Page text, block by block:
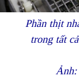
Phần thịt
trong tất